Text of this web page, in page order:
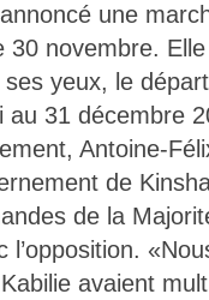
une
novembre.
yeux, le
au 31 décembre
Antoine-
de
de la
avaient